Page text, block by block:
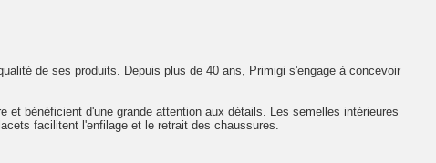
de ses produits. Depuis plus de 40 ans, Primigi s'engage à concevoir
et bénéficient d'une grande attention aux détails. Les semelles intérieures
facilitent l'enfilage et le retrait des chaussures.